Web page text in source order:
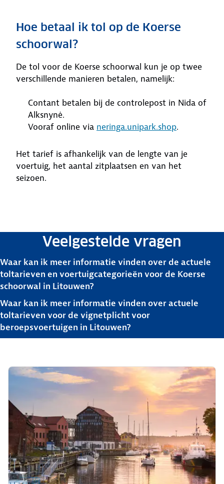
Hoe betaal ik tol op de Koerse
schoorwal?
De tol voor de Koerse schoorwal kun je op twee
verschillende manieren betalen, namelijk:
Contant betalen bij de controlepost in Nida of
Alksnynė.
Vooraf online via neringa.unipark.shop.
Het tarief is afhankelijk van de lengte van je
voertuig, het aantal zitplaatsen en van het
seizoen.
Veelgestelde vragen
Waar kan ik meer informatie vinden over de actuele
toltarieven en voertuigcategorieën voor de Koerse
schoorwal in Litouwen?
Waar kan ik meer informatie vinden over actuele
toltarieven voor de vignetplicht voor
beroepsvoertuigen in Litouwen?